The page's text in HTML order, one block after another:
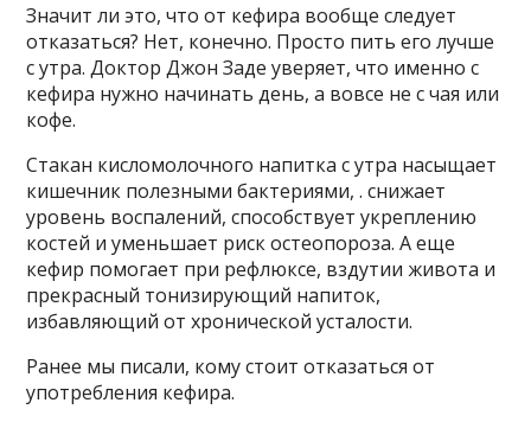
Значит ли это, что от кефира вообще следует
отказаться? Нет, конечно. Просто пить его лучше
с утра. Доктор Джон Заде уверяет, что именно с
кефира нужно начинать день, а вовсе не с чая или
кофе.
Стакан кисломолочного напитка с утра насыщает
кишечник полезными бактериями, . снижает
уровень воспалений, способствует укреплению
костей и уменьшает риск остеопороза. А еще
кефир помогает при рефлюксе, вздутии живота и
прекрасный тонизирующий напиток,
избавляющий от хронической усталости.
Ранее мы писали, кому стоит отказаться от
употребления кефира.